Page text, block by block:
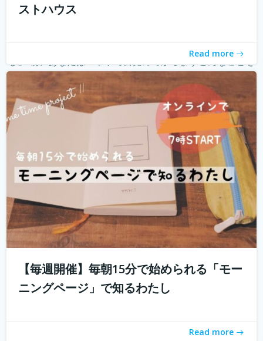
ストハウス
Read more
考えていますか？ 「今日やることってなんだったっけ？」
「とりあえず用事を済ませないと」 起きたときに思い出す
ことのなかでどれくらいが「...続きを読む
【毎週開催】毎朝15分で始められる「モー
ニングページ」で知るわたし
Read more
ちそうが詰まった１箱がおうちに届く。「旅のしおり」も